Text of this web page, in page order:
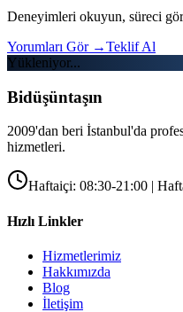
Deneyimleri okuyun, süreci
Yorumları Gör →Teklif Al
Yükleniyor...
Bidüşüntaşın
2009'dan beri İstanbul'da
hizmetleri.
Haftaiçi: 08:30-21:00 |
Hızlı Linkler
Hizmetlerimiz
Hakkımızda
Blog
İletişim